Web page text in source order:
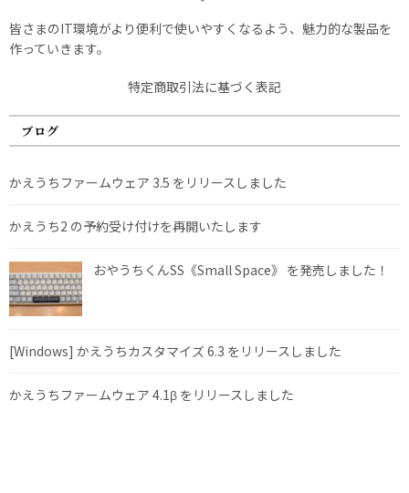
皆さまのIT環境がより便利で使いやすくなるよう、魅力的な製品を
作っていきます。
特定商取引法に基づく表記
ブログ
かえうちファームウェア 3.5 をリリースしました
かえうち2 の予約受け付けを再開いたします
おやうちくんSS《Small Space》 を発売しました！
[Windows] かえうちカスタマイズ 6.3 をリリースしました
かえうちファームウェア 4.1β をリリースしました